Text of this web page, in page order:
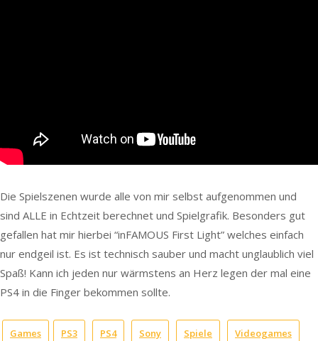
Die Spielszenen wurde alle von mir selbst aufgenommen und
sind ALLE in Echtzeit berechnet und Spielgrafik. Besonders gut
gefallen hat mir hierbei “inFAMOUS First Light” welches einfach
nur endgeil ist. Es ist technisch sauber und macht unglaublich viel
Spaß! Kann ich jeden nur wärmstens an Herz legen der mal eine
PS4 in die Finger bekommen sollte.
Games PS3 PS4 Sony Spiele Videogames